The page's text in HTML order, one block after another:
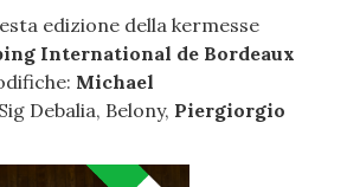
edizione della kermesse
International de Bordeaux
Michael
Debalia, Belony, Piergiorgio